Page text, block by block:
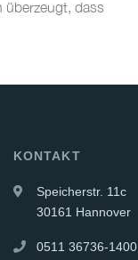
überzeugt, dass
KONTAKT
Speicherstr. 11c
30161 Hannover
0511 36736-1400